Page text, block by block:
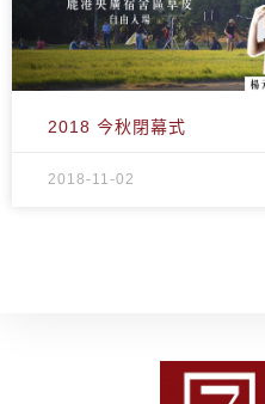
2018 今秋閉幕式
2018-11-02